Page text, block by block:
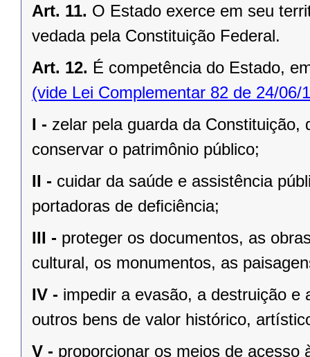
Art. 11. O Estado exerce em seu
vedada pela Constituição Federal.
Art. 12. É competência do Estado,
(vide Lei Complementar 82 de 24/06/
I - zelar pela guarda da
conservar o patrimônio público;
II - cuidar da saúde e assistência
portadoras de deﬁciência;
III - proteger os documentos, as
cultural, os monumentos, as
IV - impedir a evasão, a destruição e
outros bens de valor histórico,
V - proporcionar os meios de acesso